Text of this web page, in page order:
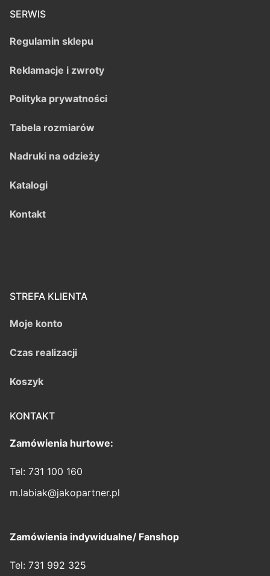
SERWIS
Regulamin sklepu
Reklamacje i zwroty
Polityka prywatności
Tabela rozmiarów
Nadruki na odzieży
Katalogi
Kontakt
STREFA KLIENTA
Moje konto
Czas realizacji
Koszyk
KONTAKT
Zamówienia hurtowe:
Tel: 731 100 160
m.labiak@jakopartner.pl
Zamówienia indywidualne/ Fanshop
Tel: 731 992 325